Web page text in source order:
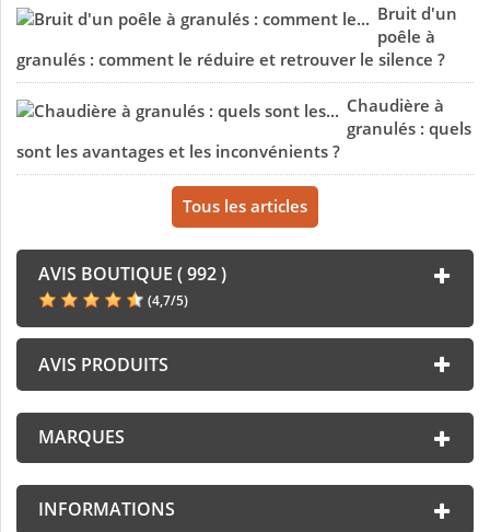
Bruit d'un
poêle à
granulés : comment le réduire et retrouver le silence ?
Chaudière à
granulés : quels
sont les avantages et les inconvénients ?
Tous les articles
AVIS BOUTIQUE ( 992 )
(4,7/5)
AVIS PRODUITS
MARQUES
INFORMATIONS